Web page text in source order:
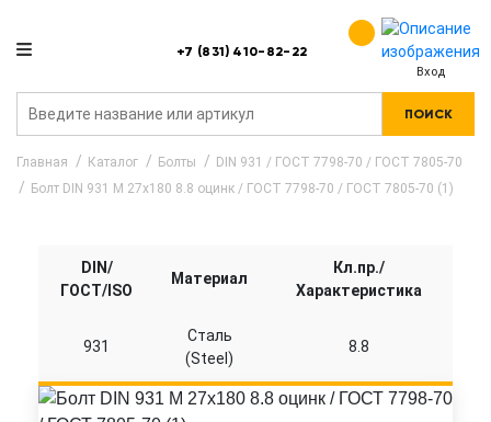
+7 (831) 410-82-22
Вход
ПОИСК
Главная Каталог Болты
DIN 931 / ГОСТ 7798-70 / ГОСТ 7805-70
Болт DIN 931 M 27x180 8.8 оцинк / ГОСТ 7798-70 / ГОСТ 7805-70 (1)
DIN/
ГОСТ/ISO
Материал
Кл.пр./
Характеристика
931
Сталь
(Steel)
8.8